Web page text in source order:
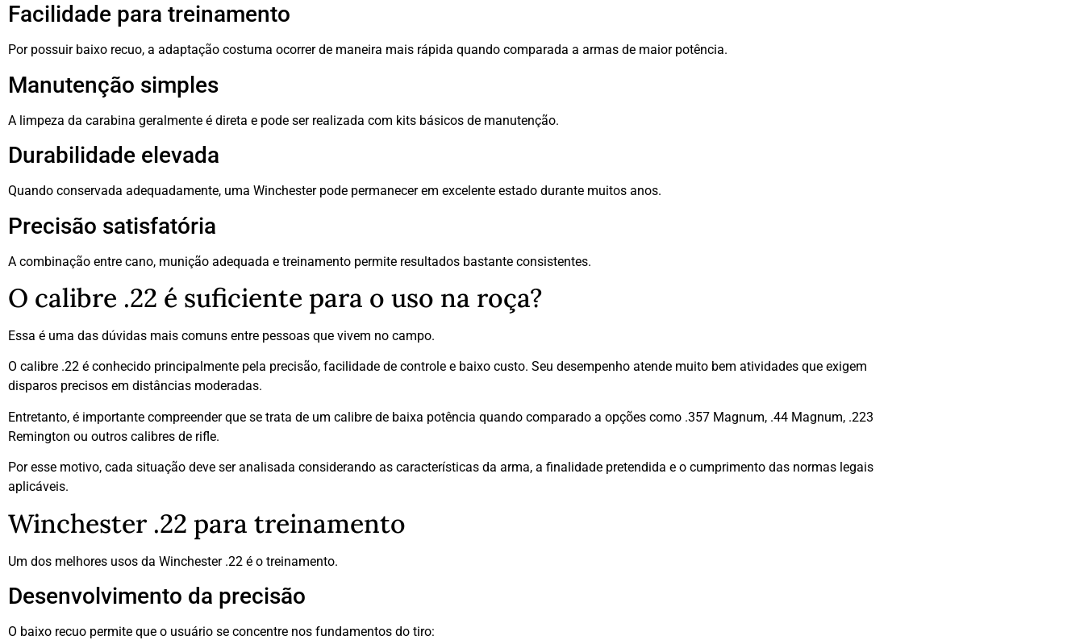
Facilidade para treinamento
Por possuir baixo recuo, a adaptação costuma ocorrer de maneira mais rápida quando comparada a armas de maior potência.
Manutenção simples
A limpeza da carabina geralmente é direta e pode ser realizada com kits básicos de manutenção.
Durabilidade elevada
Quando conservada adequadamente, uma Winchester pode permanecer em excelente estado durante muitos anos.
Precisão satisfatória
A combinação entre cano, munição adequada e treinamento permite resultados bastante consistentes.
O calibre .22 é suficiente para o uso na roça?
Essa é uma das dúvidas mais comuns entre pessoas que vivem no campo.
O calibre .22 é conhecido principalmente pela precisão, facilidade de controle e baixo custo. Seu desempenho atende muito bem atividades que exigem
disparos precisos em distâncias moderadas.
Entretanto, é importante compreender que se trata de um calibre de baixa potência quando comparado a opções como .357 Magnum, .44 Magnum, .223
Remington ou outros calibres de rifle.
Por esse motivo, cada situação deve ser analisada considerando as características da arma, a finalidade pretendida e o cumprimento das normas legais
aplicáveis.
Winchester .22 para treinamento
Um dos melhores usos da Winchester .22 é o treinamento.
Desenvolvimento da precisão
O baixo recuo permite que o usuário se concentre nos fundamentos do tiro: